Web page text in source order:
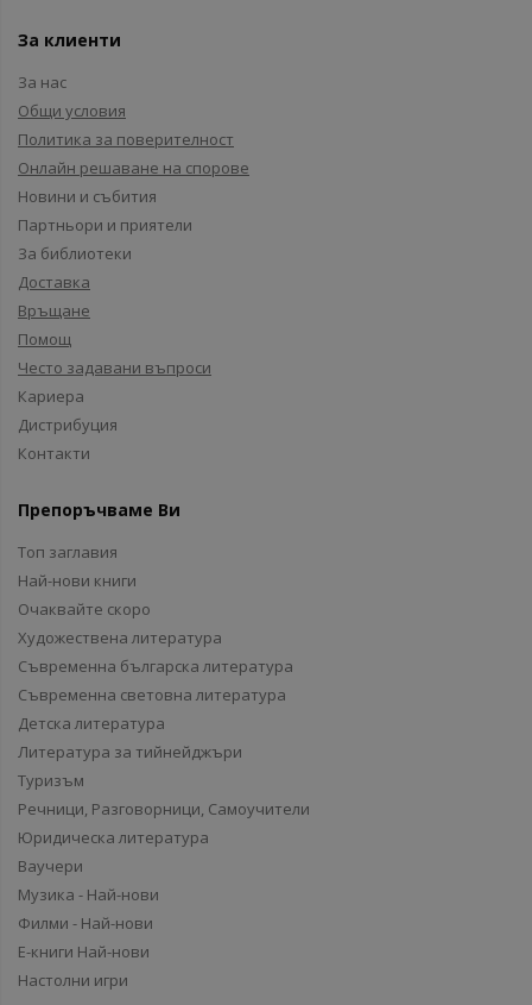
За клиенти
За нас
Общи условия
Политика за поверителност
Онлайн решаване на спорове
Новини и събития
Партньори и приятели
За библиотеки
Доставка
Връщане
Помощ
Често задавани въпроси
Кариера
Дистрибуция
Контакти
Препоръчваме Ви
Топ заглавия
Най-нови книги
Очаквайте скоро
Художествена литература
Съвременна българска литература
Съвременна световна литература
Детска литература
Литература за тийнейджъри
Туризъм
Речници, Разговорници, Самоучители
Юридическа литература
Ваучери
Музика - Най-нови
Филми - Най-нови
Е-книги Най-нови
Настолни игри